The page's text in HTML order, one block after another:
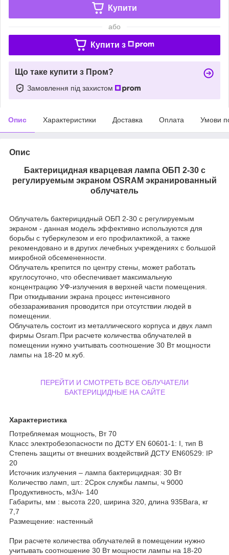
Купити
або
Купити з
Що таке купити з Пром?
Замовлення під захистом
Опис Характеристики Доставка Оплата Умови
Опис
Бактерицидная кварцевая лампа ОБП 2-30 с
регулируемым экраном OSRAM экранированный
облучатель
Облучатель бактерицидный ОБП 2-30 с регулируемым
экраном - данная модель эффективно используются для
борьбы с туберкулезом и его профилактикой, а также
рекомендовано и в других лечебных учреждениях с большой
микробной обсемененности.
Облучатель крепится по центру стены, может работать
круглосуточно, что обеспечивает максимальную
концентрацию УФ-излучения в верхней части помещения.
При откидывании экрана процесс интенсивного
обеззараживания проводится при отсутствии людей в
помещении.
Облучатель состоит из металлического корпуса и двух ламп
фирмы Osram.При расчете количества облучателей в
помещении нужно учитывать соотношение 30 Вт мощности
лампы на 18-20 м.куб.
ПЕРЕЙТИ И СМОТРЕТЬ ВСЕ ОБЛУЧАТЕЛИ
БАКТЕРИЦИДНЫЕ НА САЙТЕ
Характеристика
Потребляемая мощность, Вт 70
Класс электробезопасности по ДСТУ EN 60601-1: І, тип В
Степень защиты от внешних воздействий ДСТУ EN60529: ІР
20
Источник излучения – лампа бактерицидная: 30 Вт
Количество ламп, шт.: 2Срок службы лампы, ч 9000
Продуктивность, м3/ч- 140
Габариты, мм : высота 220, ширина 320, длина 935Вага, кг
7,7
Размещение: настенный
При расчете количества облучателей в помещении нужно
учитывать соотношение 30 Вт мощности лампы на 18-20